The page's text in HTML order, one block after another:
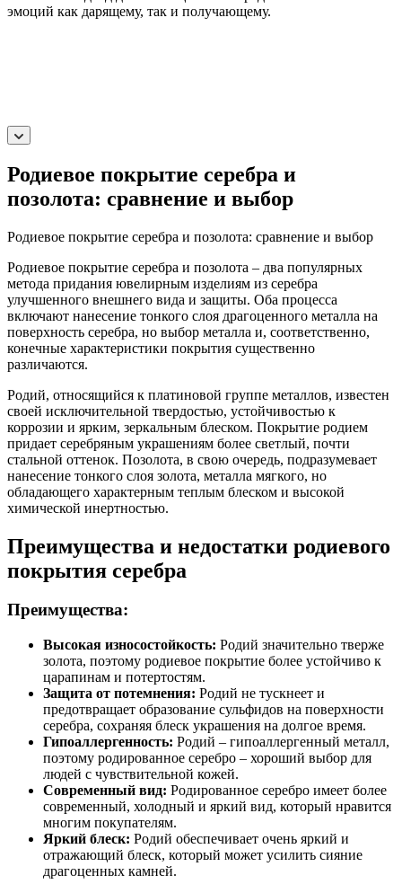
эмоций как дарящему, так и получающему.
Родиевое покрытие серебра и
позолота: сравнение и выбор
Родиевое покрытие серебра и позолота: сравнение и выбор
Родиевое покрытие серебра и позолота – два популярных
метода придания ювелирным изделиям из серебра
улучшенного внешнего вида и защиты. Оба процесса
включают нанесение тонкого слоя драгоценного металла на
поверхность серебра, но выбор металла и, соответственно,
конечные характеристики покрытия существенно
различаются.
Родий, относящийся к платиновой группе металлов, известен
своей исключительной твердостью, устойчивостью к
коррозии и ярким, зеркальным блеском. Покрытие родием
придает серебряным украшениям более светлый, почти
стальной оттенок. Позолота, в свою очередь, подразумевает
нанесение тонкого слоя золота, металла мягкого, но
обладающего характерным теплым блеском и высокой
химической инертностью.
Преимущества и недостатки родиевого
покрытия серебра
Преимущества:
Высокая износостойкость: Родий значительно тверже
золота, поэтому родиевое покрытие более устойчиво к
царапинам и потертостям.
Защита от потемнения: Родий не тускнеет и
предотвращает образование сульфидов на поверхности
серебра, сохраняя блеск украшения на долгое время.
Гипоаллергенность: Родий – гипоаллергенный металл,
поэтому родированное серебро – хороший выбор для
людей с чувствительной кожей.
Современный вид: Родированное серебро имеет более
современный, холодный и яркий вид, который нравится
многим покупателям.
Яркий блеск: Родий обеспечивает очень яркий и
отражающий блеск, который может усилить сияние
драгоценных камней.